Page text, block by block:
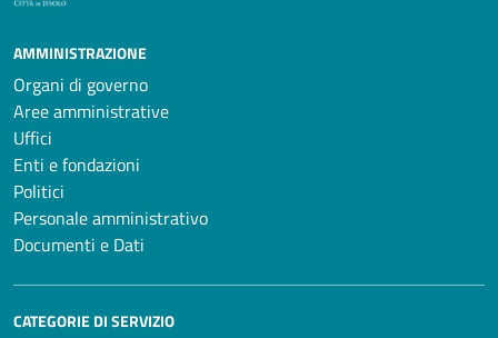
AMMINISTRAZIONE
Organi di governo
Aree amministrative
Uffici
Enti e fondazioni
Politici
Personale amministrativo
Documenti e Dati
CATEGORIE DI SERVIZIO